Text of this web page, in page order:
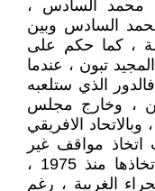
محمد السادس ،
السادس وبين
، كما حكم على
تبون ، عندما
الذي ستلعبه
، وخارج مجلس
وبالاتحاد الافريقي
مواقف غير
تلك التي دأب مجلس الامن على اتخاذها منذ 1975 ،
الغربية ، رغم